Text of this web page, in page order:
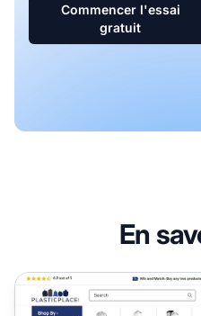
Commencer l'essai
gratuit
En
Programme d'affiliation